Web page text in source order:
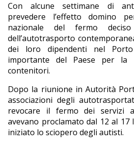
Con alcune settimane di
prevedere l’effetto domino
nazionale del fermo
dell’autotrasporto
dei loro dipendenti nel
importante del Paese per la
contenitori.
Dopo la riunione in Autorità
associazioni degli
revocare il fermo dei servizi
avevano proclamato dal 12 al 17
iniziato lo sciopero degli autisti.